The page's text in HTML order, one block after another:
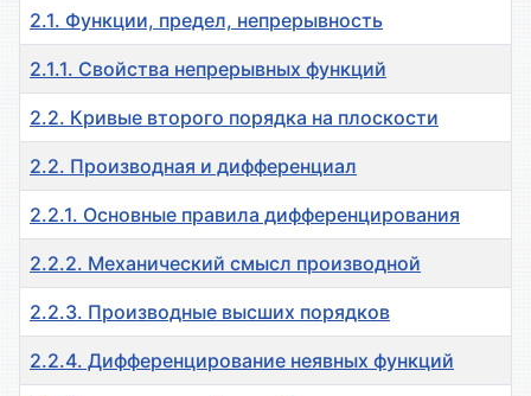
2.1. Функции, предел, непрерывность
2.1.1. Свойства непрерывных функций
2.2. Кривые второго порядка на плоскости
2.2. Производная и дифференциал
2.2.1. Основные правила дифференцирования
2.2.2. Механический смысл производной
2.2.3. Производные высших порядков
2.2.4. Дифференцирование неявных функций